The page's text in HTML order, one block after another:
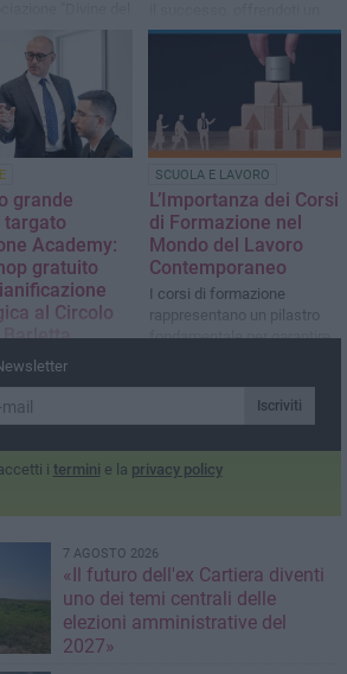
supporto gratuito e
grande
targato
Academy:
gratuito
al Circolo
Barletta
aprile, a partire
andrà in
formativo di
SCUOLA E LAVORO
L’Importanza dei Corsi
di Formazione nel
Mondo del Lavoro
Contemporaneo
I corsi di formazione
rappresentano un pilastro
fondamentale per garantire
Iscriviti
i termini e la privacy policy
7 AGOSTO 2026
«Il futuro dell'ex Cartiera diventi
uno dei temi centrali delle
elezioni amministrative del
2027»